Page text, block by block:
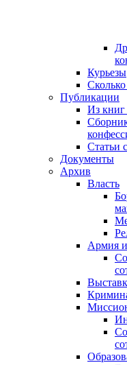
Курьезы
Публикации
Из
Статьи
Документы
Архив
Власть
Армия